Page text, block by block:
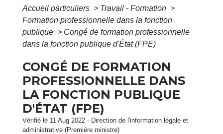
Accueil particuliers > Travail - Formation >
Formation professionnelle dans la fonction
publique > Congé de formation professionnelle
dans la fonction publique d'État (FPE)
CONGÉ DE FORMATION
PROFESSIONNELLE DANS
LA FONCTION PUBLIQUE
D'ÉTAT (FPE)
Vérifié le 11 Aug 2022 - Direction de l'information légale et
administrative (Première ministre)